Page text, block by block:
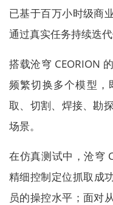
已基于百万小时级商
通过真实任务持续迭代
搭载沧穹 CEORION
频繁切换多个模型，
取、切割、焊接、勘
场景。
在仿真测试中，沧穹
精细控制定位抓取成
员的操控水平；面对